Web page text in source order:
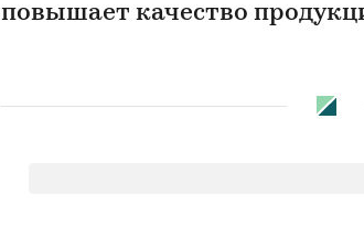
повышает качество